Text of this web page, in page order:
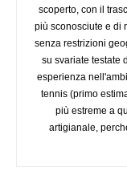
scoperto, con il
più sconosciute e di
senza restrizioni
su svariate testate
esperienza
tennis (primo
più estreme a
artigianale,